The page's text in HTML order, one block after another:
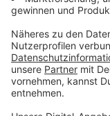
Deutlich mehr
Anzeige